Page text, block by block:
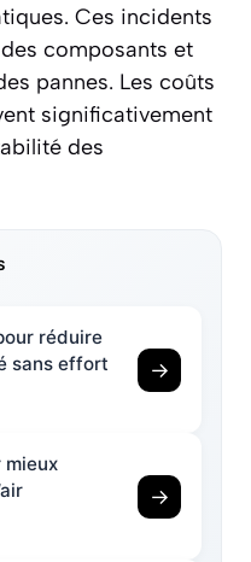
Ces incidents
composants et
pannes. Les coûts
significativement
des
réduire
sans effort
→
mieux
→